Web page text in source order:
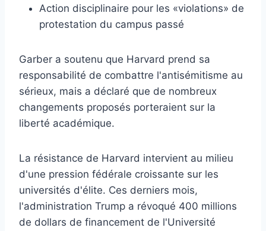
Action disciplinaire pour les «violations» de
protestation du campus passé
Garber a soutenu que Harvard prend sa
responsabilité de combattre l'antisémitisme au
sérieux, mais a déclaré que de nombreux
changements proposés porteraient sur la
liberté académique.
La résistance de Harvard intervient au milieu
d'une pression fédérale croissante sur les
universités d'élite. Ces derniers mois,
l'administration Trump a révoqué 400 millions
de dollars de financement de l'Université